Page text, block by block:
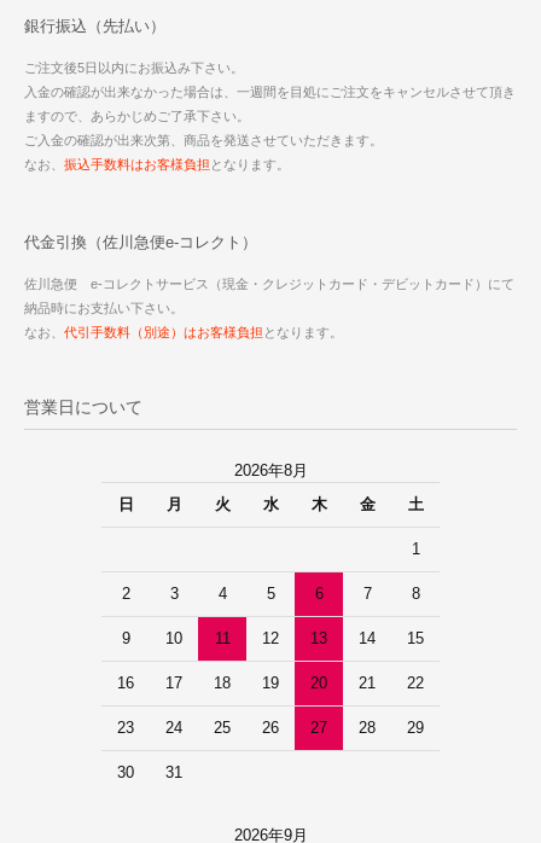
銀行振込（先払い）
ご注文後5日以内にお振込み下さい。
入金の確認が出来なかった場合は、一週間を目処にご注文をキャンセルさせて頂き
ますので、あらかじめご了承下さい。
ご入金の確認が出来次第、商品を発送させていただきます。
なお、 振込手数料はお客様負担 となります。
代金引換（佐川急便e-コレクト）
佐川急便 e-コレクトサービス（現金・クレジットカード・デビットカード）にて
納品時にお支払い下さい。
なお、 代引手数料（別途）はお客様負担 となります。
営業日について
2026年8月
日
月 火 水 木 金 土
1
2 3 4 5 6 7 8
9 10 11 12 13 14 15
16 17 18 19 20 21 22
23 24 25 26 27 28 29
30 31
2026年9月